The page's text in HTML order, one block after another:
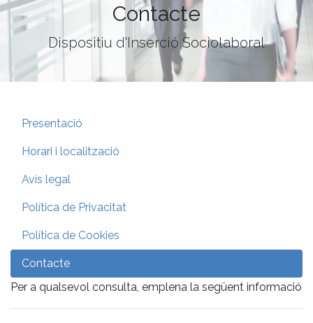
Contacte
Dispositiu d'Inserció Sociolaboral
Presentació
Horari i localització
Avís legal
Política de Privacitat
Política de Cookies
Contacte
Per a qualsevol consulta, emplena la següent informació